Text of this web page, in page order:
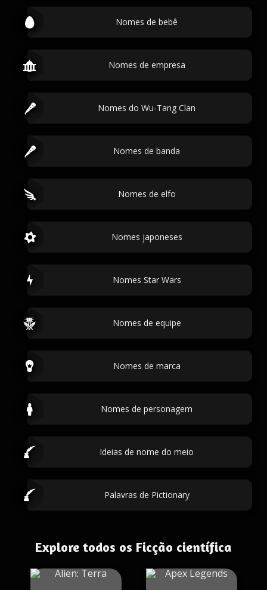
Nomes de bebê
Nomes de empresa
Nomes do Wu-Tang Clan
Nomes de banda
Nomes de elfo
Nomes japoneses
Nomes Star Wars
Nomes de equipe
Nomes de marca
Nomes de personagem
Ideias de nome do meio
Palavras de Pictionary
Explore todos os Ficção científica